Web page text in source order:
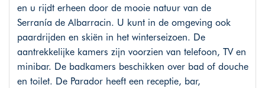
en u rijdt erheen door de mooie natuur van de
Serranía de Albarracin. U kunt in de omgeving ook
paardrijden en skiën in het winterseizoen. De
aantrekkelijke kamers zijn voorzien van telefoon, TV en
minibar. De badkamers beschikken over bad of douche
en toilet. De Parador heeft een receptie, bar,